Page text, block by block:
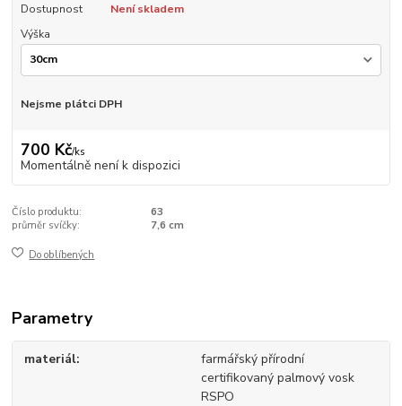
Dostupnost
Není skladem
Výška
Nejsme plátci DPH
700 Kč/ks
Momentálně není k dispozici
Číslo produktu:
63
průměr svíčky:
7,6 cm
Do oblíbených
Parametry
materiál
farmářský přírodní
certifikovaný palmový vosk
RSPO